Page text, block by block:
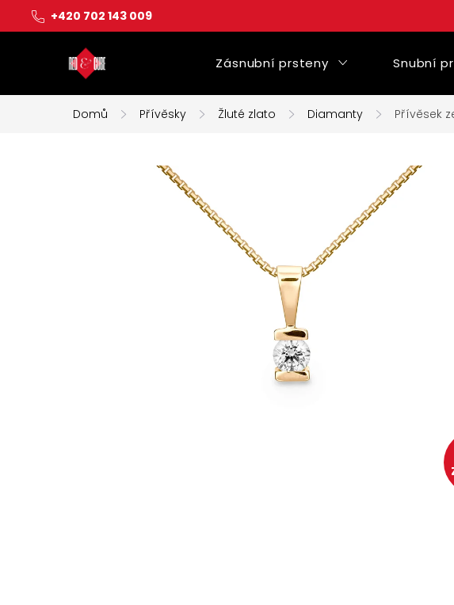
na
+420 702 143 009
Zásnubní prsteny Snubní
Domů Přívěsky Žluté zlato Diamanty Přívěsek